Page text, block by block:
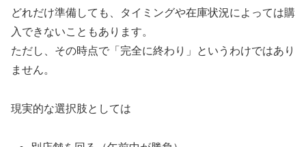
どれだけ準備しても、タイミングや在庫状況によっては購
入できないこともあります。
ただし、その時点で「完全に終わり」というわけではあり
ません。
現実的な選択肢としては